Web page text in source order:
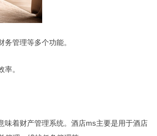
管理等多个功能。
。
味着财产管理系统。酒店ms主要是用于酒店